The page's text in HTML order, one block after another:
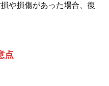
や損傷があった場合、復
点